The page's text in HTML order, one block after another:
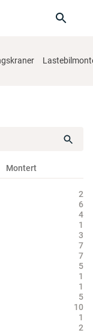
Montert
2
6
4
1
3
7
7
5
1
1
5
10
1
2